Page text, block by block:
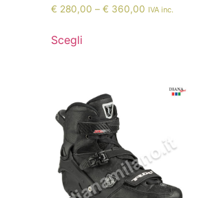
€ 280,00 – € 360,00 IVA inc.
Scegli